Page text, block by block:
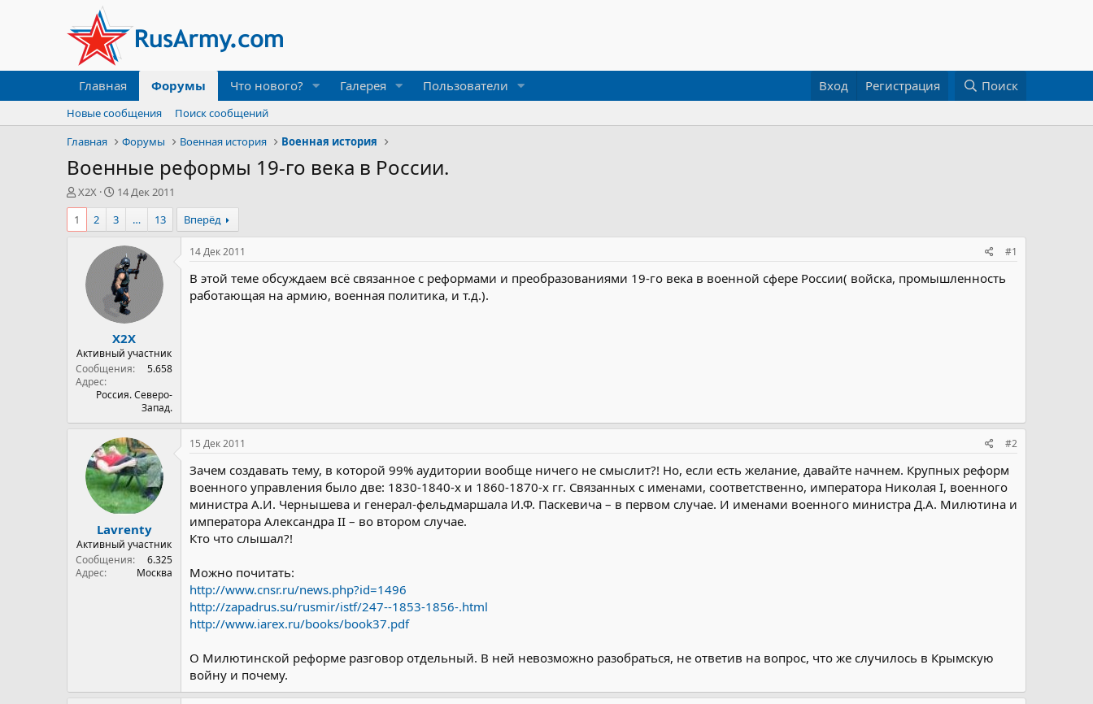
Главная Форумы Что нового? Галерея Пользователи Вход Регистрация Поиск
Новые сообщения
Поиск сообщений
Главная
Форумы Военная история Военная история
Военные реформы 19-го века в России.
А
в
т
о
X2X
Д
а
т
а
н
а
ч
а
л
а
14 Дек 2011
1
2 3 … 13 Вперёд
X2X
Активный участник
Сообщения
5.658
Адрес
Россия. Северо-
Запад.
14 Дек 2011 #1
В этой теме обсуждаем всё связанное с реформами и преобразованиями 19-го века в военной сфере России( войска, промышленность
работающая на армию, военная политика, и т.д.).
Lavrenty
Активный участник
Сообщения
6.325
Адрес
Москва
15 Дек 2011 #2
Зачем создавать тему, в которой 99% аудитории вообще ничего не смыслит?! Но, если есть желание, давайте начнем. Крупных реформ
военного управления было две: 1830-1840-х и 1860-1870-х гг. Связанных с именами, соответственно, императора Николая I, военного
министра А.И. Чернышева и генерал-фельдмаршала И.Ф. Паскевича – в первом случае. И именами военного министра Д.А. Милютина и
императора Александра II – во втором случае.
Кто что слышал?!
Можно почитать:
http://www.cnsr.ru/news.php?id=1496
http://zapadrus.su/rusmir/istf/247--1853-1856-.html
http://www.iarex.ru/books/book37.pdf
О Милютинской реформе разговор отдельный. В ней невозможно разобраться, не ответив на вопрос, что же случилось в Крымскую
войну и почему.